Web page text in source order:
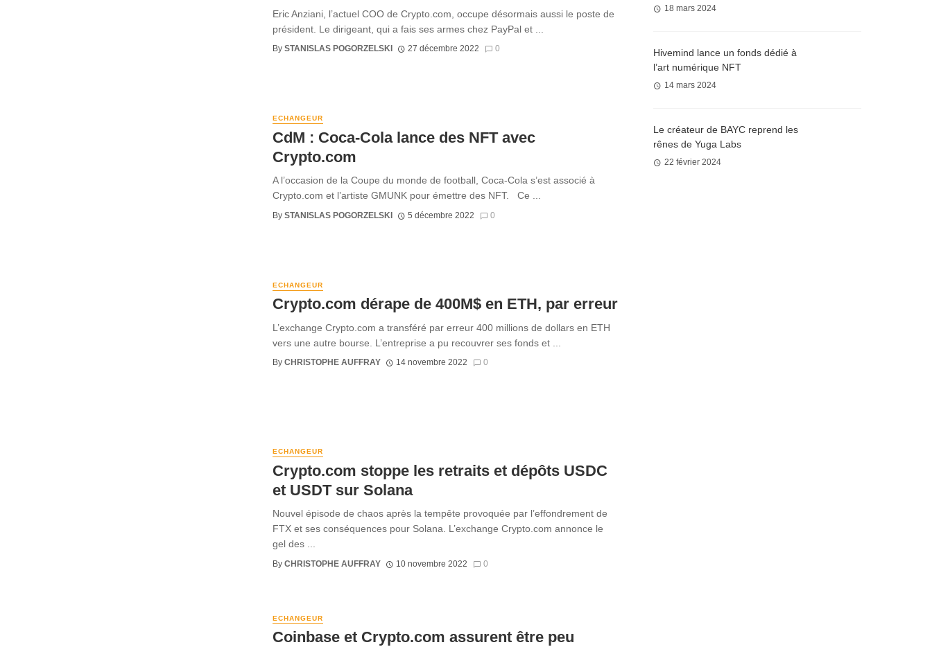
Eric Anziani, l’actuel COO de Crypto.com, occupe désormais aussi le poste de
président. Le dirigeant, qui a fais ses armes chez PayPal et ...
By STANISLAS POGORZELSKI 27 décembre 2022 0
ECHANGEUR
CdM : Coca-Cola lance des NFT avec
Crypto.com
A l’occasion de la Coupe du monde de football, Coca-Cola s’est associé à
Crypto.com et l’artiste GMUNK pour émettre des NFT. Ce ...
By STANISLAS POGORZELSKI 5 décembre 2022 0
ECHANGEUR
Crypto.com dérape de 400M$ en ETH, par erreur
L’exchange Crypto.com a transféré par erreur 400 millions de dollars en ETH
vers une autre bourse. L’entreprise a pu recouvrer ses fonds et ...
By CHRISTOPHE AUFFRAY 14 novembre 2022 0
ECHANGEUR
Crypto.com stoppe les retraits et dépôts USDC
et USDT sur Solana
Nouvel épisode de chaos après la tempête provoquée par l’effondrement de
FTX et ses conséquences pour Solana. L’exchange Crypto.com annonce le
gel des ...
By CHRISTOPHE AUFFRAY 10 novembre 2022 0
ECHANGEUR
Coinbase et Crypto.com assurent être peu
18 mars 2024
Hivemind lance un fonds dédié à
l’art numérique NFT
14 mars 2024
Le créateur de BAYC reprend les
rênes de Yuga Labs
22 février 2024